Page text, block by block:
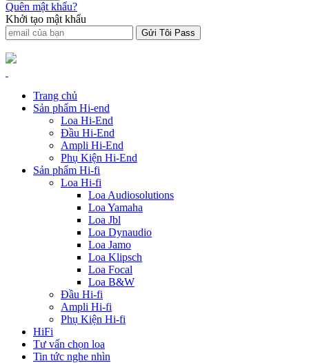
Quên mật khẩu?
Khởi tạo mật khẩu
Trang chủ
Sản phẩm Hi-end
Loa Hi-End
Đầu Hi-End
Ampli Hi-End
Phụ Kiện Hi-End
Sản phẩm Hi-fi
Loa Hi-fi
Loa Audiosolutions
Loa Yamaha
Loa Jbl
Loa Dynaudio
Loa Jamo
Loa Klipsch
Loa Focal
Loa B&W
Đầu Hi-fi
Ampli Hi-fi
Phụ Kiện Hi-fi
HiFi
Tư vấn chọn loa
Tin tức nghe nhìn